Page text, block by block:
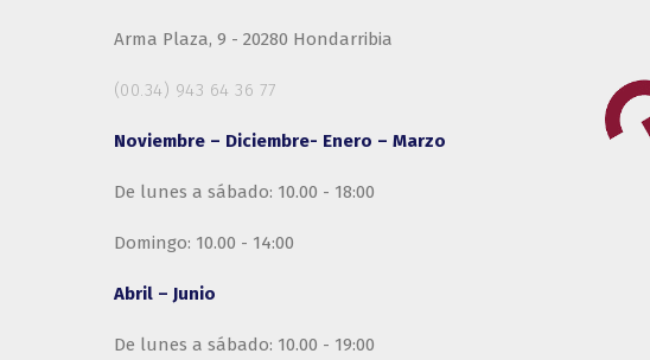
Arma Plaza, 9 - 20280 Hondarribia
(00.34) 943 64 36 77
Noviembre – Diciembre- Enero – Marzo
De lunes a sábado: 10.00 - 18:00
Domingo: 10.00 - 14:00
Abril – Junio
De lunes a sábado: 10.00 - 19:00